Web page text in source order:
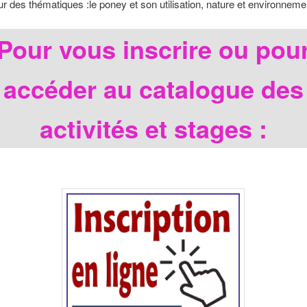
des thématiques :le poney et son utilisation, nature et
vous inscrire ou
accéder au catalogue des
activités et stages :